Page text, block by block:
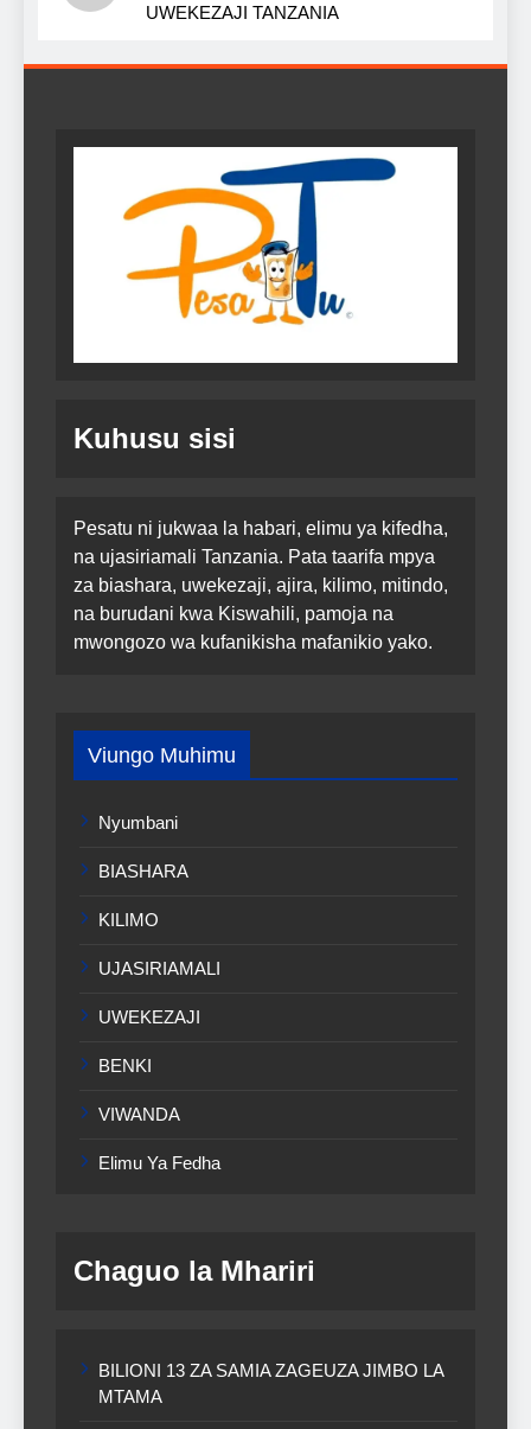
UWEKEZAJI TANZANIA
Kuhusu sisi
Pesatu ni jukwaa la habari, elimu ya kifedha,
na ujasiriamali Tanzania. Pata taarifa mpya
za biashara, uwekezaji, ajira, kilimo, mitindo,
na burudani kwa Kiswahili, pamoja na
mwongozo wa kufanikisha mafanikio yako.
Viungo Muhimu
Nyumbani
BIASHARA
KILIMO
UJASIRIAMALI
UWEKEZAJI
BENKI
VIWANDA
Elimu Ya Fedha
Chaguo la Mhariri
BILIONI 13 ZA SAMIA ZAGEUZA JIMBO LA
MTAMA